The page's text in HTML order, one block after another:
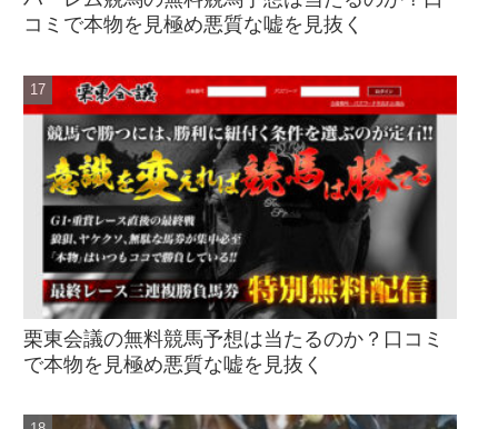
コミで本物を見極め悪質な嘘を見抜く
栗東会議の無料競馬予想は当たるのか？口コミ
で本物を見極め悪質な嘘を見抜く